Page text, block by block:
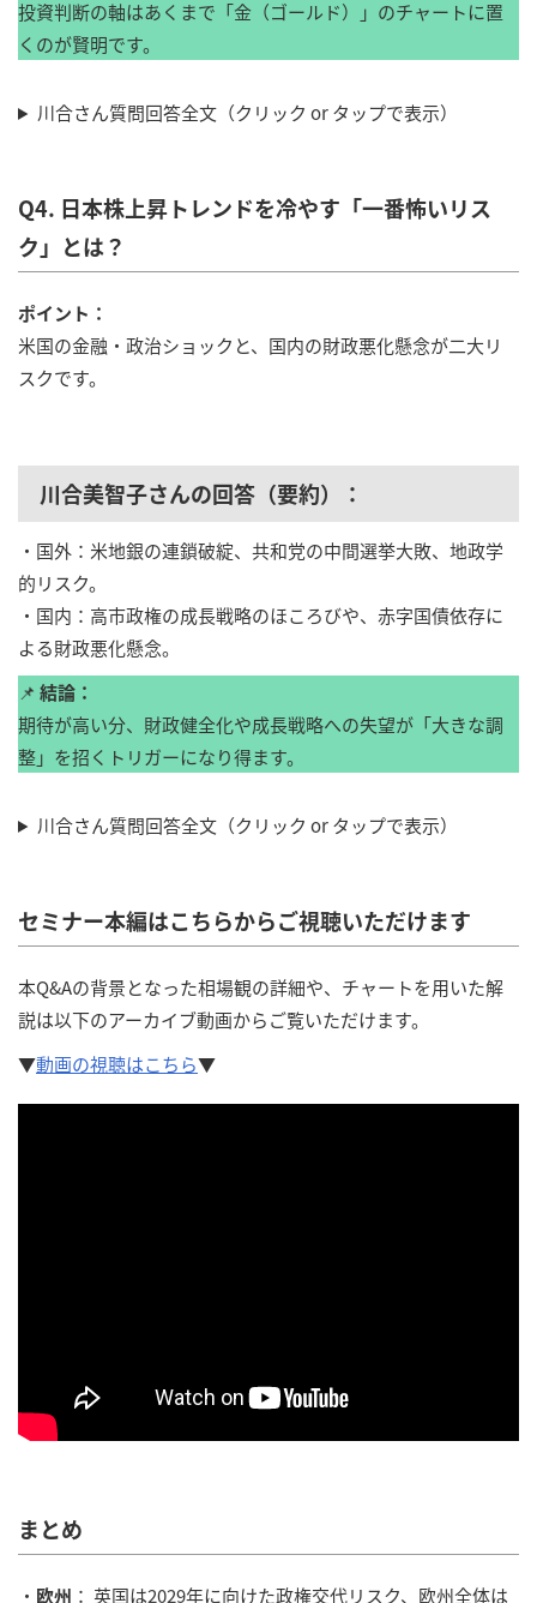
投資判断の軸はあくまで「金（ゴールド）」のチャートに置
くのが賢明です。
川合さん質問回答全文（クリック or タップで表示）
Q4. 日本株上昇トレンドを冷やす「一番怖いリス
ク」とは？
ポイント：
米国の金融・政治ショックと、国内の財政悪化懸念が二大リ
スクです。
川合美智子さんの回答（要約）：
・国外：米地銀の連鎖破綻、共和党の中間選挙大敗、地政学
的リスク。
・国内：高市政権の成長戦略のほころびや、赤字国債依存に
よる財政悪化懸念。
📌 結論：
期待が高い分、財政健全化や成長戦略への失望が「大きな調
整」を招くトリガーになり得ます。
川合さん質問回答全文（クリック or タップで表示）
セミナー本編はこちらからご視聴いただけます
本Q&Aの背景となった相場観の詳細や、チャートを用いた解
説は以下のアーカイブ動画からご覧いただけます。
▼動画の視聴はこちら▼
まとめ
・ 欧州 ： 英国は2029年に向けた政権交代リスク、欧州全体は